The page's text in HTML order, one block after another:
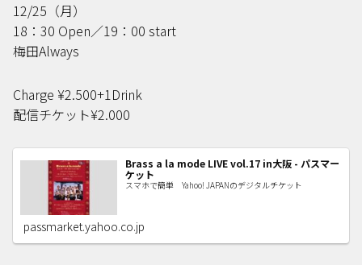
12/25（月）
18：30 Open／19：00 start
梅田Always
Charge ¥2.500+1Drink
配信チケット¥2.000
Brass a la mode LIVE vol.17 in大阪 - パスマー
ケット
スマホで簡単 Yahoo! JAPANのデジタルチケット
passmarket.yahoo.co.jp